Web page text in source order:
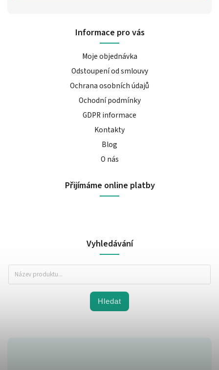
Informace pro vás
Moje objednávka
Odstoupení od smlouvy
Ochrana osobních údajů
Ochodní podmínky
GDPR informace
Kontakty
Blog
O nás
Přijímáme online platby
Vyhledávání
Hledat